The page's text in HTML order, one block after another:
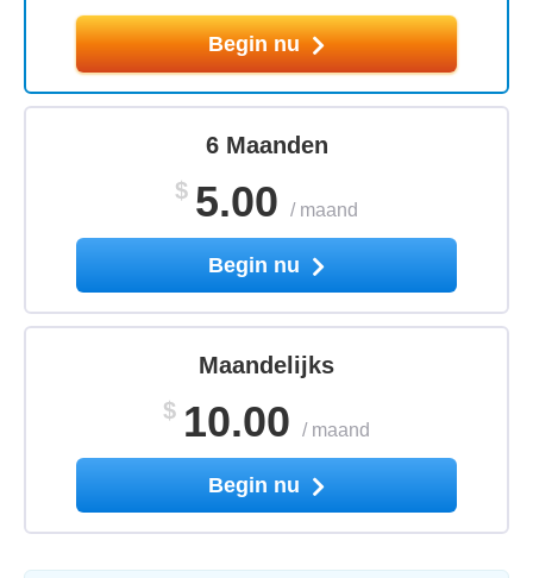
Begin nu
6 Maanden
$ 5.00 / maand
Begin nu
Maandelijks
$ 10.00 / maand
Begin nu